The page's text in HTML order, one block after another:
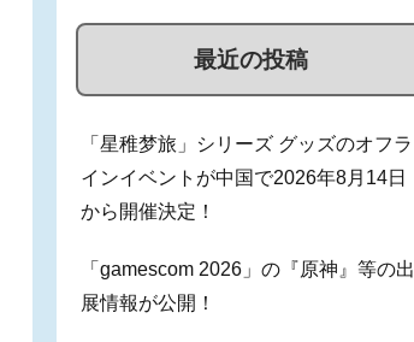
最近の投稿
「星稚梦旅」シリーズ グッズのオフラ
インイベントが中国で2026年8月14日
から開催決定！
「gamescom 2026」の『原神』等の出
展情報が公開！